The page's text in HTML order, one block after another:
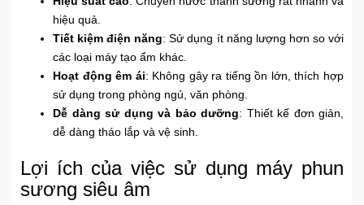
hiệu quả.
Tiết kiệm điện năng: Sử dụng ít năng lượng hơn so với
các loại máy tạo ẩm khác.
Hoạt động êm ái: Không gây ra tiếng ồn lớn, thích hợp
sử dụng trong phòng ngủ, văn phòng.
Dễ dàng sử dụng và bảo dưỡng: Thiết kế đơn giản,
dễ dàng tháo lắp và vệ sinh.
Lợi ích của việc sử dụng máy phun
sương siêu âm